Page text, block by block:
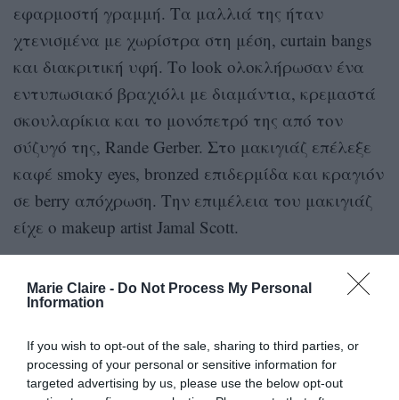
Marie Claire - Do Not Process My Personal
Information
If you wish to opt-out of the sale, sharing to third parties, or
processing of your personal or sensitive information for
targeted advertising by us, please use the below opt-out
εφαρμοστή γραμμή. Τα μαλλιά της ήταν
χτενισμένα με χωρίστρα στη μέση, curtain bangs
και διακριτική υφή. Το look ολοκλήρωσαν ένα
εντυπωσιακό βραχιόλι με διαμάντια, κρεμαστά
σκουλαρίκια και το μονόπετρό της από τον
σύζυγό της, Rande Gerber. Στο μακιγιάζ επέλεξε
καφέ smoky eyes, bronzed επιδερμίδα και κραγιόν
σε berry απόχρωση. Την επιμέλεια του μακιγιάζ
είχε ο makeup artist Jamal Scott.
Σε δεύτερη φωτογραφία που δημοσίευσε στις 5
Ιουλίου, ο στυλίστας αποκάλυψε και την
ηθοποιός επέλεξε ένα εφαρμοστό μαύρο φόρεμα
με βαθύ ντεκολτέ σε sweetheart γραμμή. Τα